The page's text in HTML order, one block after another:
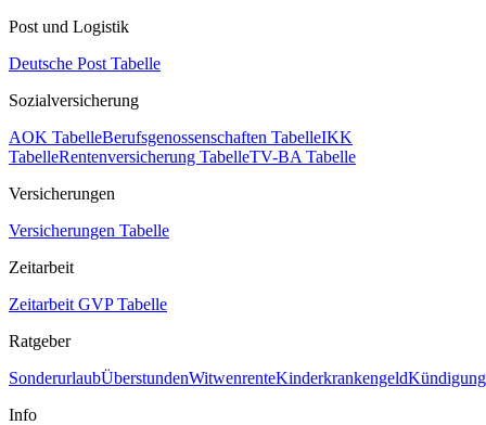
Post und Logistik
Deutsche Post Tabelle
Sozialversicherung
AOK TabelleBerufsgenossenschaften TabelleIKK
TabelleRentenversicherung TabelleTV-BA Tabelle
Versicherungen
Versicherungen Tabelle
Zeitarbeit
Zeitarbeit GVP Tabelle
Ratgeber
SonderurlaubÜberstundenWitwenrenteKinderkrankengeld
Info